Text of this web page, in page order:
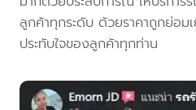
ลูกค้าทุกระดับ ด้วยราคาถูกย่อ
ประทับใจของลูกค้าทุกท่าน